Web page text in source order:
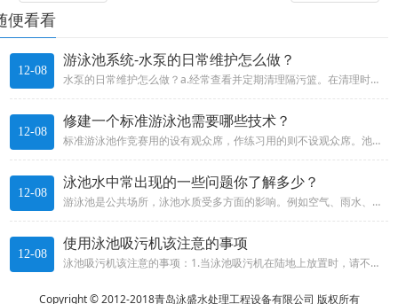
便看看
12-08
游泳池系统-水泵的日常维护怎么做？
水泵的日常维护怎么做？a.经常查看并定期清理隔污篮。在清理时，请勿敲打隔污篮。隔污篮如有破损，应及时更换。b.定期检查泵...
12-08
修建一个标准游泳池需要哪些技术？
标准游泳池作竞赛用的设有观众席，作练习用的则不设观众席。池的尺寸规格和设备应符合比赛标准。一般池的平面尺寸为21m50m...
12-08
泳池水中常出现的一些问题你了解多少？
游泳池是公共场所，泳池水质受多方面的影响。例如空气、雨水、尘土、阳光、温度等周边环境都会影响游泳池的水质。又如人在游泳池...
12-08
使用泳池吸污机该注意的事项
泳池吸污机该注意的事项：1.当泳池吸污机在陆地上放置时，请不要开启电源，否则将导致吸污机的严重损坏。2.泳池吸污机在每次...
Copyright © 2012-2018青岛泳盛水处理工程设备有限公司 版权所有